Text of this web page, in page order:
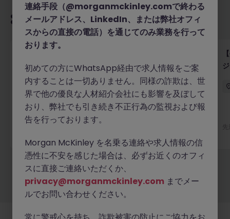
あなたにおすすめの求人
ン シニアスペシャリスト｜営業データ分析・CRM運
用
東京 正社員 業界水準による
新着
もっと見る
採用企業様新着求人最新トピックス当社について 法務クッキーの設定
連絡手段（@morganmckinley.comで終わる
メールアドレス、LinkedIn、または弊社オフィ
スからの直接の電話）を通じてのみ業務を行って
おります。
初めての方にWhatsApp経由で求人情報をご案
内することは一切ありません。同様の詐欺は、世
界で他の優良な人材紹介会社にも影響を及ぼして
おり、弊社でも引き続き不正行為の監視および報
告を行っております。
Morgan McKinley を名乗る連絡や求人情報の信
憑性に不安を感じた場合は、必ずお近くのオフィ
スに直接ご連絡いただくか、
privacy@morganmckinley.com までメー
ルでお問い合わせください。